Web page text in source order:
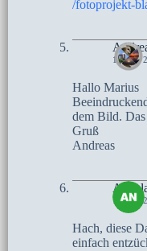
/fotoprojekt-
1. JULI
Hallo Marius
dem Bild.
Gruß
Andreas
1. JULI
Hach, diese
einfach